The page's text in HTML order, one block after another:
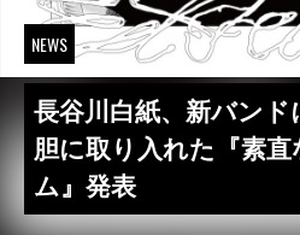
NEWS
長谷川白紙、新バン
胆に取り入れた『素
ム』発表